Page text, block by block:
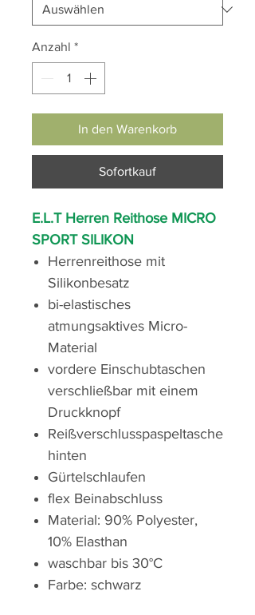
Anzahl *
In den Warenkorb
Sofortkauf
E.L.T Herren Reithose MICRO
SPORT SILIKON
Herrenreithose mit
Silikonbesatz
bi-elastisches
atmungsaktives Micro-
Material
vordere Einschubtaschen
verschließbar mit einem
Druckknopf
Reißverschlusspaspeltasche
hinten
Gürtelschlaufen
flex Beinabschluss
Material: 90% Polyester,
10% Elasthan
waschbar bis 30°C
Farbe: schwarz